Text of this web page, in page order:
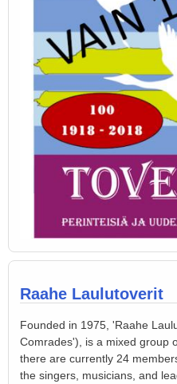
Raahe Laulutoverit
Founded in 1975, 'Raahe
Comrades'), is a mixed group
there are currently 24
the singers, musicians, and